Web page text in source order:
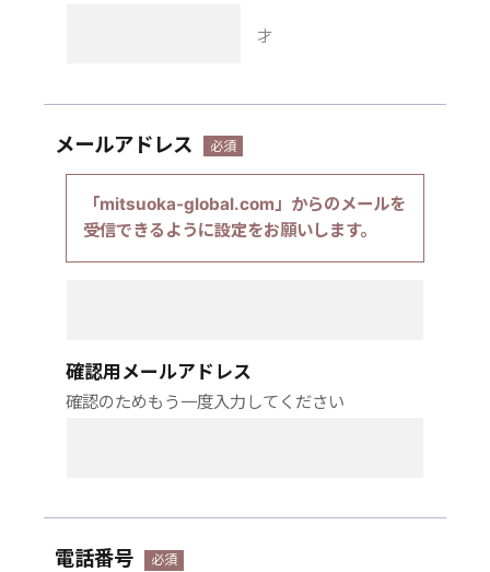
才
メールアドレス
「mitsuoka-global.com」からのメールを
受信できるように設定をお願いします。
確認用メールアドレス
確認のためもう一度入力してください
電話番号